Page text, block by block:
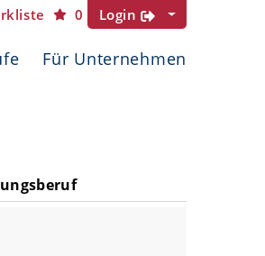
0 Login
Für Unternehmen